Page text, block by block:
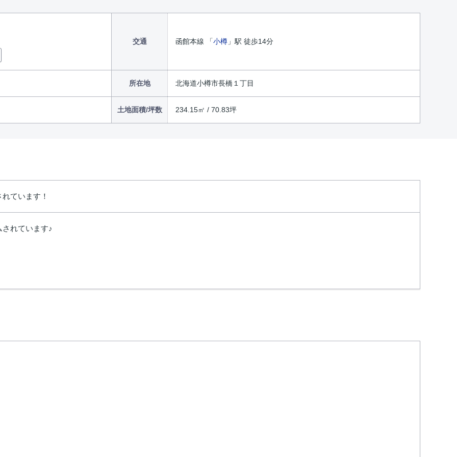
交通 函館本線 「小樽 」駅 徒歩14分
所在地 北海道小樽市長橋１丁目
土地面積/坪数 234.15㎡ / 70.83坪
ています！
れています♪